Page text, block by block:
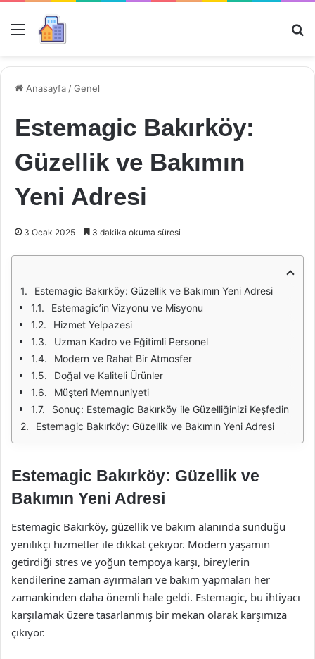
Menü
Anasayfa /Genel
Estemagic Bakırköy:
Güzellik ve Bakımın
Yeni Adresi
3 Ocak 2025 3 dakika okuma süresi
Estemagic Bakırköy: Güzellik ve Bakımın Yeni Adresi
Estemagic’in Vizyonu ve Misyonu
Hizmet Yelpazesi
Uzman Kadro ve Eğitimli Personel
Modern ve Rahat Bir Atmosfer
Doğal ve Kaliteli Ürünler
Müşteri Memnuniyeti
Sonuç: Estemagic Bakırköy ile Güzelliğinizi Keşfedin
Estemagic Bakırköy: Güzellik ve Bakımın Yeni Adresi
Estemagic Bakırköy: Güzellik ve
Bakımın Yeni Adresi
Estemagic Bakırköy, güzellik ve bakım alanında sunduğu
yenilikçi hizmetler ile dikkat çekiyor. Modern yaşamın
getirdiği stres ve yoğun tempoya karşı, bireylerin
kendilerine zaman ayırmaları ve bakım yapmaları her
zamankinden daha önemli hale geldi. Estemagic, bu ihtiyacı
karşılamak üzere tasarlanmış bir mekan olarak karşımıza
çıkıyor.